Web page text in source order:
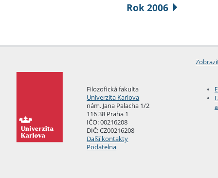
Rok 2006
Filozofická fakulta
Univerzita Karlova
nám. Jana Palacha 1/2
116 38 Praha 1
IČO: 00216208
DIČ: CZ00216208
Další kontakty
Podatelna